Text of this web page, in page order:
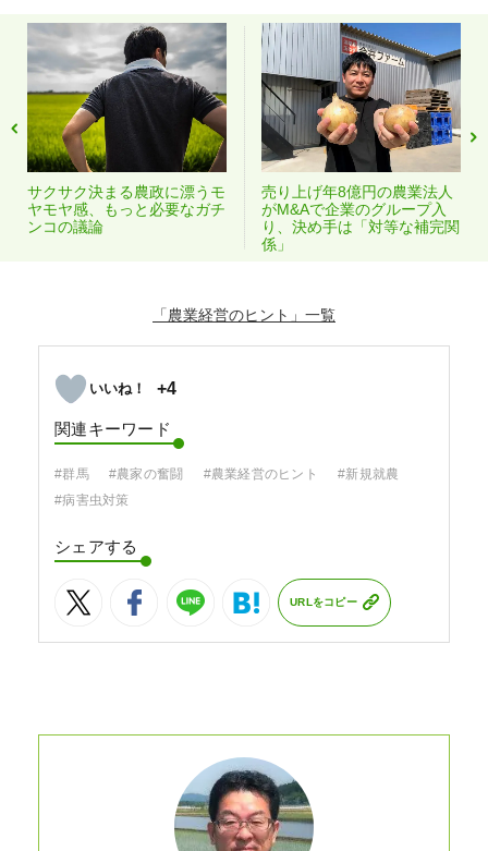
サクサク決まる農政に漂うモ
ヤモヤ感、もっと必要なガチ
ンコの議論
売り上げ年8億円の農業法人
がM&Aで企業のグループ入
り、決め手は「対等な補完関
係」
「農業経営のヒント」
+4
関連キーワード
#群馬 #農家の奮闘 #農業経営のヒント
#新規就農
#病害虫対策
シェアする
URLをコピー